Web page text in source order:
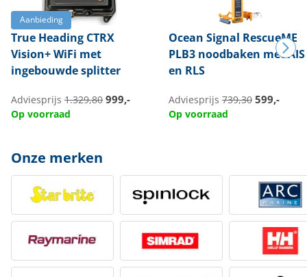
Aanbieding
True Heading CTRX
Vision+ WiFi met
ingebouwde splitter
Adviesprijs 1.329,80 999,-
Op voorraad
Ocean Signal RescueME
PLB3 noodbaken met AIS
en RLS
Adviesprijs 739,30 599,-
Op voorraad
Onze merken